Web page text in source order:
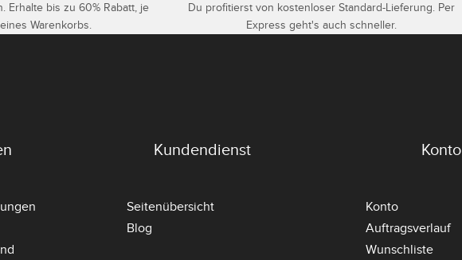
Erhalte bis zu 60% Rabatt, je
Warenkorbs.
Du profitierst von kostenloser Standard-Lieferung. Per
Express geht's auch schneller.
Kundendienst
Seitenübersicht
Blog
Konto
Konto
Auftragsverlauf
Wunschliste